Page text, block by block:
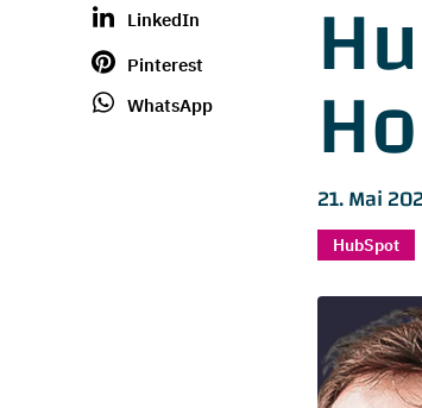
LinkedIn
Pinterest
WhatsApp
21. Mai
HubSpot